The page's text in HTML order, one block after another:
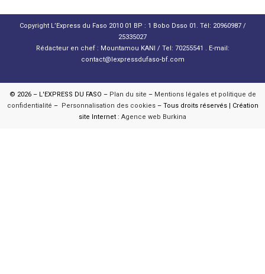
Copyright L’Express du Faso 2010 01 BP : 1 Bobo Dsso 01. Tél: 20960987 /
25335027
Rédacteur en chef : Mountamou KANI / Tel: 70255541 . E-mail:
contact@lexpressdufaso-bf.com
© 2026 – L'EXPRESS DU FASO – Plan du site – Mentions légales et politique de
confidentialité –Personnalisation des cookies– Tous droits réservés | Création
site Internet : Agence web Burkina